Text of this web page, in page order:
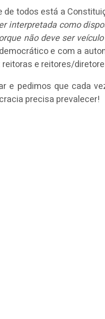
de todos está a
interpretada como
não deve ser
e com a
e reitores/
e pedimos que cada
precisa prevalecer!